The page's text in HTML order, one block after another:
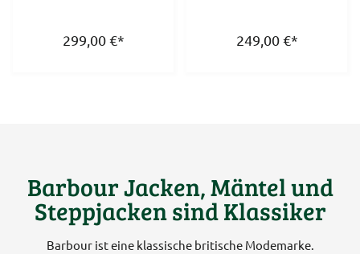
299,00€* 249,00€*
Barbour Jacken, Mäntel und
Steppjacken sind Klassiker
Barbour ist eine klassische britische Modemarke.